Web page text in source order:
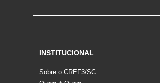
INSTITUCIONAL
Sobre o CREF3/SC